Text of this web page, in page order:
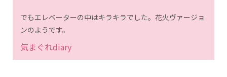
でもエレベーターの中はキラキラでした。花火ヴァージョ
ンのようです。
気まぐれdiary